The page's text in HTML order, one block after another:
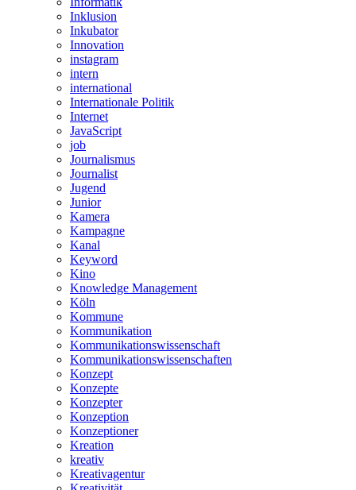
Inklusion
Inkubator
Innovation
instagram
intern
international
Internationale Politik
Internet
JavaScript
job
Journalismus
Journalist
Jugend
Junior
Kamera
Kampagne
Kanal
Keyword
Kino
Knowledge Management
Köln
Kommune
Kommunikation
Kommunikationswissenschaft
Kommunikationswissenschaften
Konzept
Konzepte
Konzepter
Konzeption
Konzeptioner
Kreation
kreativ
Kreativagentur